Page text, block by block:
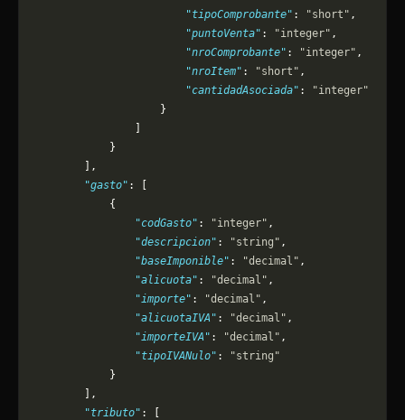
                        "tipoComprobante"
: "short" ,
                        "puntoVenta"
: "integer" ,
                        "nroComprobante"
: "integer" ,
                        "nroItem"
: "short" ,
                        "cantidadAsociada"
:
"integer"
                    }
            }
        ],
        "gasto"
: [
            {
                "codGasto"
: "integer" ,
                "descripcion"
: "string" ,
                "baseImponible"
: "decimal" ,
                "alicuota"
: "decimal" ,
                "importe"
: "decimal" ,
                "alicuotaIVA"
: "decimal" ,
                "importeIVA"
: "decimal" ,
                "tipoIVANulo"
:
"string"
            }
        ],
        "tributo"
: [